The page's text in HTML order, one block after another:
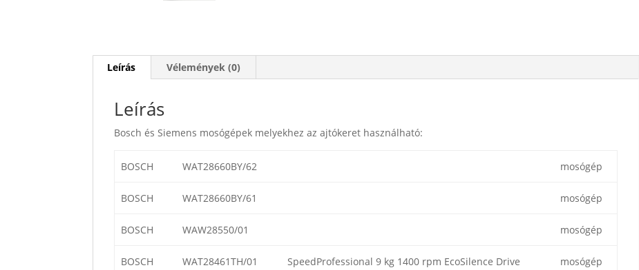
Leírás Vélemények (0)
Leírás
Bosch és Siemens mosógépek melyekhez az ajtókeret használható:
BOSCH WAT28660BY/62 mosógép
BOSCH WAT28660BY/61 mosógép
BOSCH WAW28550/01 mosógép
BOSCH WAT28461TH/01 SpeedProfessional 9 kg 1400 rpm EcoSilence Drive mosógép